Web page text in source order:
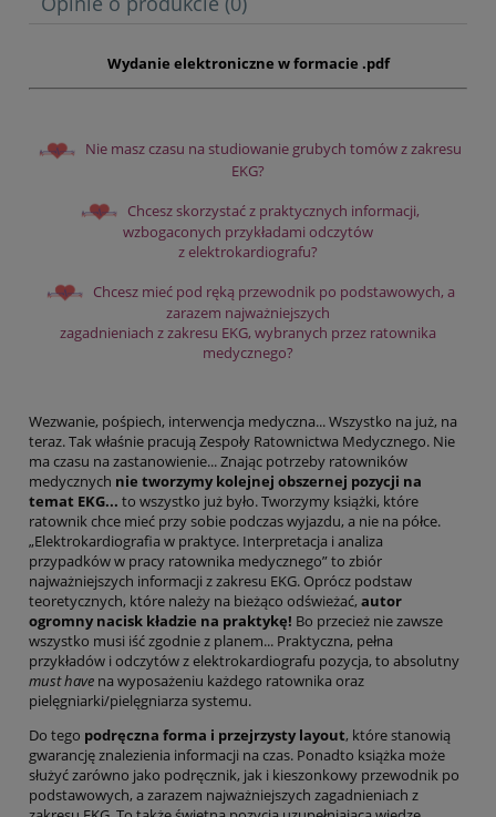
Wydanie elektroniczne w formacie .pdf
Nie masz czasu na studiowanie grubych tomów z zakresu
EKG?
Chcesz skorzystać z praktycznych informacji,
wzbogaconych przykładami odczytów
z elektrokardiografu?
Chcesz mieć pod ręką przewodnik po podstawowych, a
zarazem najważniejszych
zagadnieniach z zakresu EKG, wybranych przez ratownika
medycznego?
Wezwanie, pośpiech, interwencja medyczna... Wszystko na już, na
teraz. Tak właśnie pracują Zespoły Ratownictwa Medycznego. Nie
ma czasu na zastanowienie... Znając potrzeby ratowników
medycznych nie tworzymy kolejnej obszernej pozycji na
temat EKG... to wszystko już było. Tworzymy książki, które
ratownik chce mieć przy sobie podczas wyjazdu, a nie na półce.
„Elektrokardiografia w praktyce. Interpretacja i analiza
przypadków w pracy ratownika medycznego” to zbiór
najważniejszych informacji z zakresu EKG. Oprócz podstaw
teoretycznych, które należy na bieżąco odświeżać, autor
ogromny nacisk kładzie na praktykę! Bo przecież nie zawsze
wszystko musi iść zgodnie z planem... Praktyczna, pełna
przykładów i odczytów z elektrokardiografu pozycja, to absolutny
must have na wyposażeniu każdego ratownika oraz
pielęgniarki/pielęgniarza systemu.
Do tego podręczna forma i przejrzysty layout, które stanowią
gwarancję znalezienia informacji na czas. Ponadto książka może
służyć zarówno jako podręcznik, jak i kieszonkowy przewodnik po
podstawowych, a zarazem najważniejszych zagadnieniach z